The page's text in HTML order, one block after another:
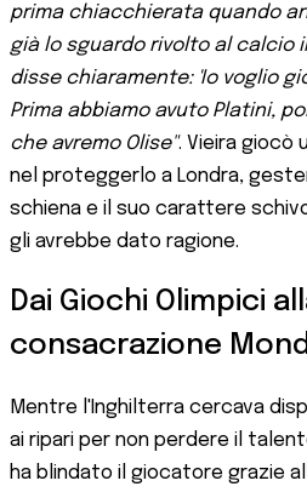
prima chiacchierata quando
già lo sguardo rivolto al calcio
disse chiaramente: 'Io voglio
Prima abbiamo avuto Platini,
che avremo Olise". Vieira giocò
nel proteggerlo a Londra,
schiena e il suo carattere
gli avrebbe dato ragione.
Dai Giochi Olimpici
consacrazione
Mentre l'Inghilterra cercava
ai ripari per non perdere il
ha blindato il giocatore grazie